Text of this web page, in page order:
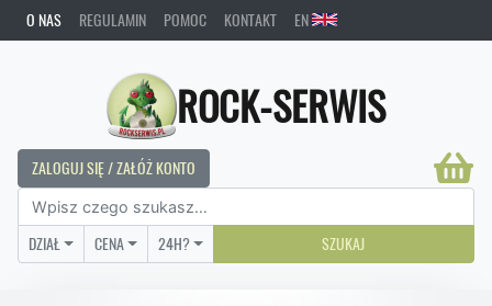
O NAS REGULAMIN POMOC KONTAKT EN
ROCK-SERWIS
ZALOGUJ SIĘ / ZAŁÓŻ KONTO
DZIAŁ CENA 24H? SZUKAJ